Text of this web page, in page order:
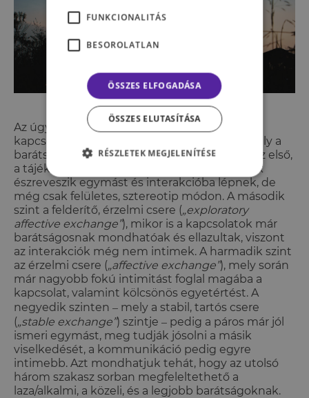
Az úgynevezett „social penetration theory”
kapcsolatoknak 4 szintjét határozza meg, mely a
barátságok alakulásában is megfigyelhető. Az első,
a tájékozódás (
), ahol az emberek
észreveszik egymást és interakcióba lépnek, de
még csak felületes, sztereotip módon. A második
szint a felderítő, érzelmi csere („exploratory
affective exchange”), mikor is a kapcsolatok már
barátságosnak mondhatóak és ellazultak, viszont
az interakciók még nem intimek. A harmadik szint
az érzelmi csere („affective exchange”), mely során
már nagyobb fokú intimitást foglal magába a
kapcsolat, valamint kölcsönös egyetértést. A
negyedik szinten – mely a stabil, tartós csere
(„stable exchange”) szintje – pedig a páros már jól
ismeri egymást, meg tudják jósolni a másik
viselkedését, a kommunikáció pedig egyre
intimebb. Azt mondhatjuk tehát, hogy az utolsó
három szakasz sorban megfeleltethető a
laza/alkalmi, a közeli, és a legjobb barátságoknak.
FUNKCIONALITÁS
BESOROLATLAN
ÖSSZES ELFOGADÁSA
ÖSSZES ELUTASÍTÁSA
RÉSZLETEK MEGJELENÍTÉSE